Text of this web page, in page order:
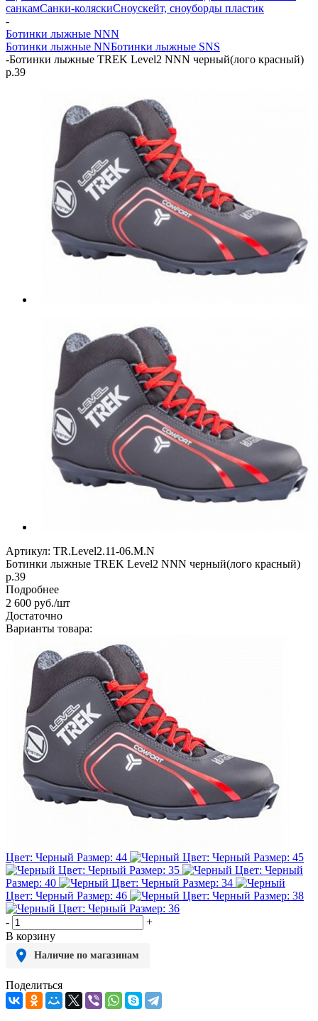
санкамСанки-коляскиСноускейт, сноуборды пластик
-
Ботинки лыжные NNN
Ботинки лыжные NNБотинки лыжные SNS
-Ботинки лыжные TREK Level2 NNN черный(лого красный)
р.39
Артикул: TR.Level2.11-06.M.N
Ботинки лыжные TREK Level2 NNN черный(лого красный)
р.39
Подробнее
2 600 руб./шт
Достаточно
Варианты товара:
Цвет: Черный Размер: 44 Цвет: Черный Размер: 45
Цвет: Черный Размер: 35
Цвет: Черный
Размер: 40
Цвет: Черный Размер: 34
Цвет: Черный Размер: 46 Цвет: Черный Размер: 38
Цвет: Черный Размер: 36
-
+
В корзину
Наличие по магазинам
Поделиться